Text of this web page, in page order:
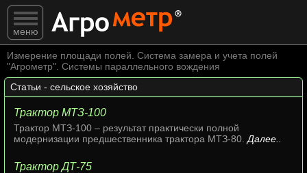
меню
Измерение площади полей. Система замера и учета полей
"Агрометр". Системы параллельного вождения
Статьи - сельское хозяйство
Трактор МТЗ-100
Трактор МТЗ-100 – результат практически полной
модернизации предшественника трактора МТЗ-80. Далее..
Трактор ДТ-75